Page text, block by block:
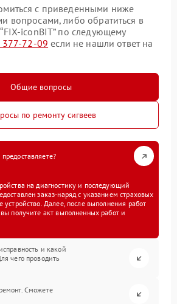
с приведенными ниже
вопросами, либо обратиться в
iconBIT” по следующему
377-72-09 если не нашли ответ на
Общие вопросы
по ремонту сигвеев
на диагностику и последующий
заказ-наряд с указанием страховых
устройство. Далее, после выполнения работ
получите акт выполненных работ и
и какой
чего проводить
Сможете